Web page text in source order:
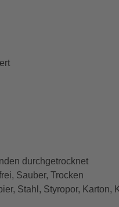
durchgetrocknet
Sauber, Trocken
Stahl, Styropor, Karton,